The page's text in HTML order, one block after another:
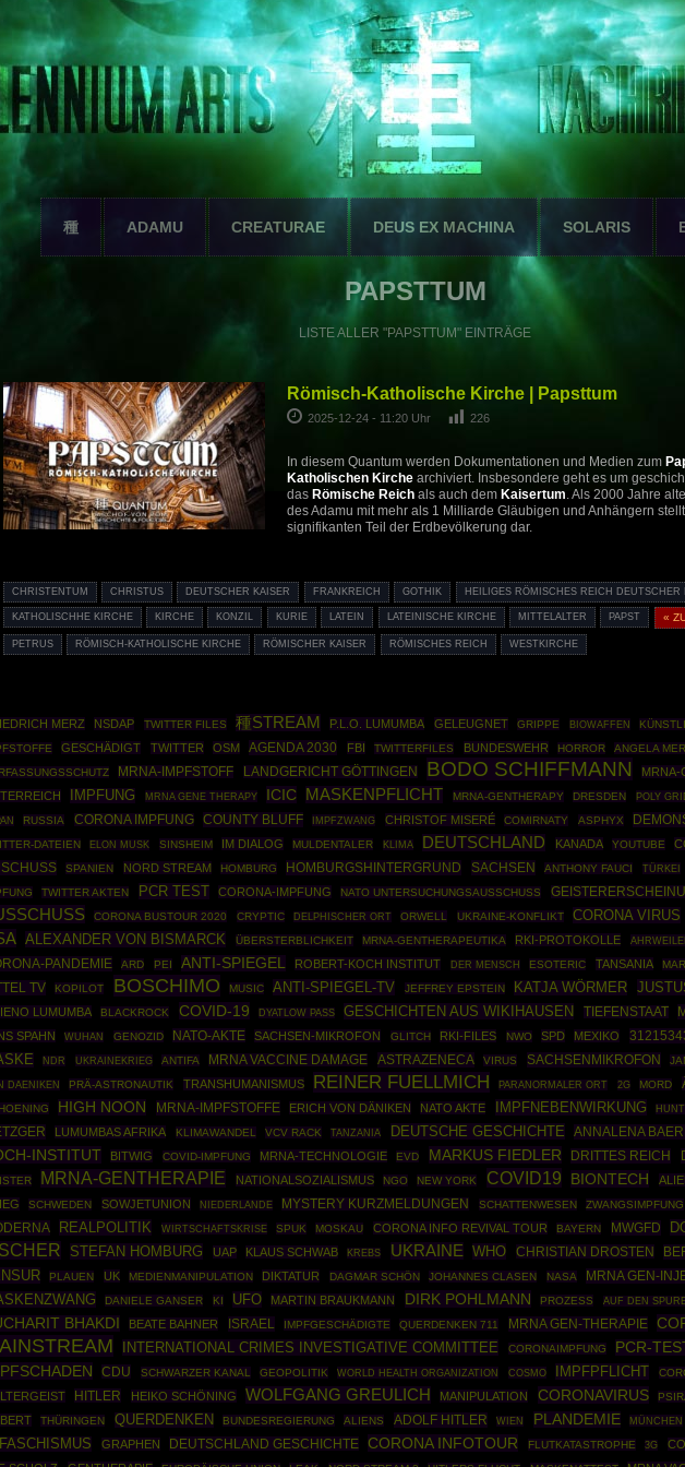
種 ADAMU CREATURAE DEUS EX MACHINA SOLARIS
PAPSTTUM
LISTE ALLER "PAPSTTUM" EINTRÄGE
Römisch-Katholische Kirche | Papsttum
2025-12-24 - 11:20 Uhr 226
In diesem Quantum werden Dokumentationen und Medien zum
Katholischen Kirchearchiviert. Insbesondere geht es um
das Römische Reichals auch dem Kaisertum. Als 2000 Jahre
des Adamu mit mehr als 1 Milliarde Gläubigen und Anhängern
signifikanten Teil der Erdbevölkerung dar.
CHRISTENTUM CHRISTUS DEUTSCHER KAISER FRANKREICH GOTHIK HEILIGES RÖMISCHES REICH DEUTSCHER
KATHOLISCHHE KIRCHE KIRCHE KONZIL KURIE LATEIN LATEINISCHE KIRCHE MITTELALTER PAPST «
PETRUS RÖMISCH-KATHOLISCHE KIRCHE RÖMISCHER KAISER RÖMISCHES REICH WESTKIRCHE
MERZ NSDAP TWITTER FILES 種STREAM P.L.O. LUMUMBA GELEUGNET GRIPPE BIOWAFFEN
GESCHÄDIGT TWITTER OSM AGENDA 2030 FBI TWITTERFILES BUNDESWEHR HORROR ANGELA
MRNA-IMPFSTOFF LANDGERICHT GÖTTINGEN BODO SCHIFFMANN MRNA-
IMPFUNG MRNA GENE THERAPY ICIC MASKENPFLICHT MRNA-GENTHERAPY DRESDEN POLY
RUSSIA CORONA IMPFUNG COUNTY BLUFF IMPFZWANG CHRISTOF MISERÉ COMIRNATY ASPHYX
DATEIEN ELON MUSK SINSHEIM IM DIALOG MULDENTALER KLIMA DEUTSCHLAND KANADA YOUTUBE
SPANIEN NORD STREAM HOMBURG HOMBURGSHINTERGRUND SACHSEN ANTHONY FAUCI TÜRKEI
TWITTER AKTEN PCR TEST CORONA-IMPFUNG NATO UNTERSUCHUNGSAUSSCHUSS
CORONA BUSTOUR 2020 CRYPTIC DELPHISCHER ORT ORWELL UKRAINE-KONFLIKT CORONA VIRUS
ALEXANDER VON BISMARCK ÜBERSTERBLICHKEIT MRNA-GENTHERAPEUTIKA RKI-PROTOKOLLE
PANDEMIE ARD PEI ANTI-SPIEGEL ROBERT-KOCH INSTITUT DER MENSCH ESOTERIC TANSANIA
TV KOPILOT BOSCHIMO MUSIC ANTI-SPIEGEL-TV JEFFREY EPSTEIN KATJA WÖRMER
LUMUMBA
BLACKROCK COVID-19 DYATLOW PASS GESCHICHTEN AUS WIKIHAUSEN TIEFENSTAAT
SPAHN WUHAN GENOZID NATO-AKTE SACHSEN-MIKROFON GLITCH RKI-FILES NWO SPD MEXIKO
NDR UKRAINEKRIEG ANTIFA MRNA VACCINE DAMAGE ASTRAZENECA VIRUS SACHSENMIKROFON
DAENIKEN PRÄ-ASTRONAUTIK TRANSHUMANISMUS REINER FUELLMICH PARANORMALER ORT 2G MORD
HIGH NOON MRNA-IMPFSTOFFE ERICH VON DÄNIKEN NATO AKTE IMPFNEBENWIRKUNG
LUMUMBAS AFRIKA KLIMAWANDEL VCV RACK TANZANIA DEUTSCHE GESCHICHTE ANNALENA
INSTITUT
BITWIG COVID-IMPFUNG MRNA-TECHNOLOGIE EVD MARKUS FIEDLER DRITTES REICH
MRNA-GENTHERAPIE NATIONALSOZIALISMUS NGO NEW YORK COVID19 BIONTECH
SCHWEDEN SOWJETUNION NIEDERLANDE MYSTERY KURZMELDUNGEN SCHATTENWESEN ZWANGSIMPFUNG
REALPOLITIK WIRTSCHAFTSKRISE SPUK MOSKAU CORONA INFO REVIVAL TOUR BAYERN MWGFD
STEFAN HOMBURG UAP KLAUS SCHWAB KREBS UKRAINE WHO CHRISTIAN DROSTEN
PLAUEN UK MEDIENMANIPULATION DIKTATUR DAGMAR SCHÖN JOHANNES CLASEN NASA MRNA GEN-
DANIELE GANSER KI UFO MARTIN BRAUKMANN DIRK POHLMANN PROZESS AUF DEN
BHAKDI BEATE BAHNER ISRAEL IMPFGESCHÄDIGTE QUERDENKEN 711 MRNA GEN-THERAPIE
INTERNATIONAL CRIMES INVESTIGATIVE COMMITTEE CORONAIMPFUNG PCR-
CDU SCHWARZER KANAL GEOPOLITIK WORLD HEALTH ORGANIZATION COSMO IMPFPFLICHT
HITLER HEIKO SCHÖNING WOLFGANG GREULICH MANIPULATION CORONAVIRUS
THÜRINGEN QUERDENKEN BUNDESREGIERUNG ALIENS ADOLF HITLER WIEN PLANDEMIE MÜNCHEN
FASCHISMUS GRAPHEN DEUTSCHLAND GESCHICHTE CORONA INFOTOUR FLUTKATASTROPHE 3G